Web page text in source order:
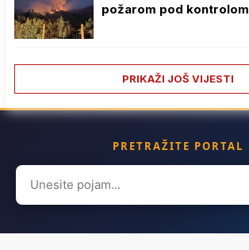
požarom pod kontrolom
PRIKAŽI JOŠ VIJESTI
PRETRAŽITE PORTAL
Search
for: